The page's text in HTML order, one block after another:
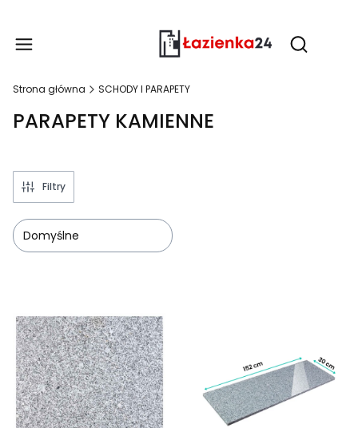
Otwórz
Strona główna SCHODY I PARAPETY
PARAPETY KAMIENNE
Filtry
Domyślne